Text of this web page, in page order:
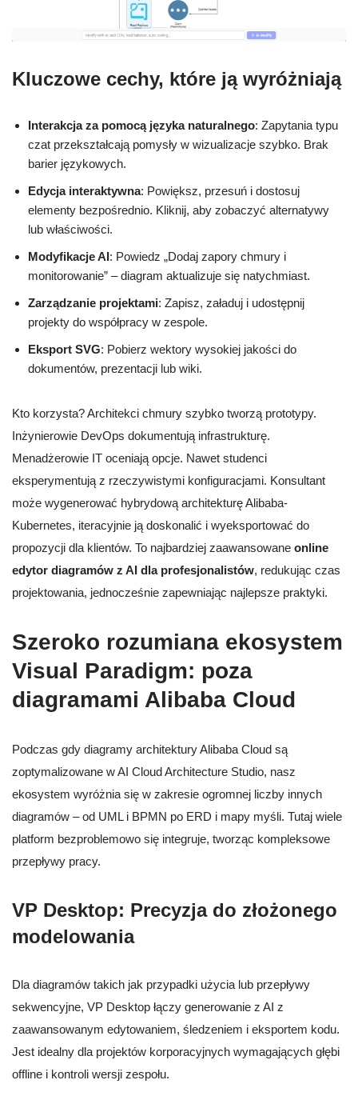
Kluczowe cechy, które ją wyróżniają
Interakcja za pomocą języka naturalnego: Zapytania typu
czat przekształcają pomysły w wizualizacje szybko. Brak
barier językowych.
Edycja interaktywna: Powiększ, przesuń i dostosuj
elementy bezpośrednio. Kliknij, aby zobaczyć alternatywy
lub właściwości.
Modyfikacje AI: Powiedz „Dodaj zapory chmury i
monitorowanie” – diagram aktualizuje się natychmiast.
Zarządzanie projektami: Zapisz, załaduj i udostępnij
projekty do współpracy w zespole.
Eksport SVG: Pobierz wektory wysokiej jakości do
dokumentów, prezentacji lub wiki.
Kto korzysta? Architekci chmury szybko tworzą prototypy.
Inżynierowie DevOps dokumentują infrastrukturę.
Menadżerowie IT oceniają opcje. Nawet studenci
eksperymentują z rzeczywistymi konfiguracjami. Konsultant
może wygenerować hybrydową architekturę Alibaba-
Kubernetes, iteracyjnie ją doskonalić i wyeksportować do
propozycji dla klientów. To najbardziej zaawansowane online
edytor diagramów z AI dla profesjonalistów, redukując czas
projektowania, jednocześnie zapewniając najlepsze praktyki.
Szeroko rozumiana ekosystem
Visual Paradigm: poza
diagramami Alibaba Cloud
Podczas gdy diagramy architektury Alibaba Cloud są
zoptymalizowane w AI Cloud Architecture Studio, nasz
ekosystem wyróżnia się w zakresie ogromnej liczby innych
diagramów – od UML i BPMN po ERD i mapy myśli. Tutaj wiele
platform bezproblemowo się integruje, tworząc kompleksowe
przepływy pracy.
VP Desktop: Precyzja do złożonego
modelowania
Dla diagramów takich jak przypadki użycia lub przepływy
sekwencyjne, VP Desktop łączy generowanie z AI z
zaawansowanym edytowaniem, śledzeniem i eksportem kodu.
Jest idealny dla projektów korporacyjnych wymagających głębi
offline i kontroli wersji zespołu.